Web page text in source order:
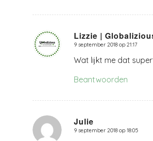
Lizzie |
zegt:
9 september 2018 op 21:17
Wat lijkt me dat
Beantwoorden
Julie
zegt:
9 september 2018 op 18:05